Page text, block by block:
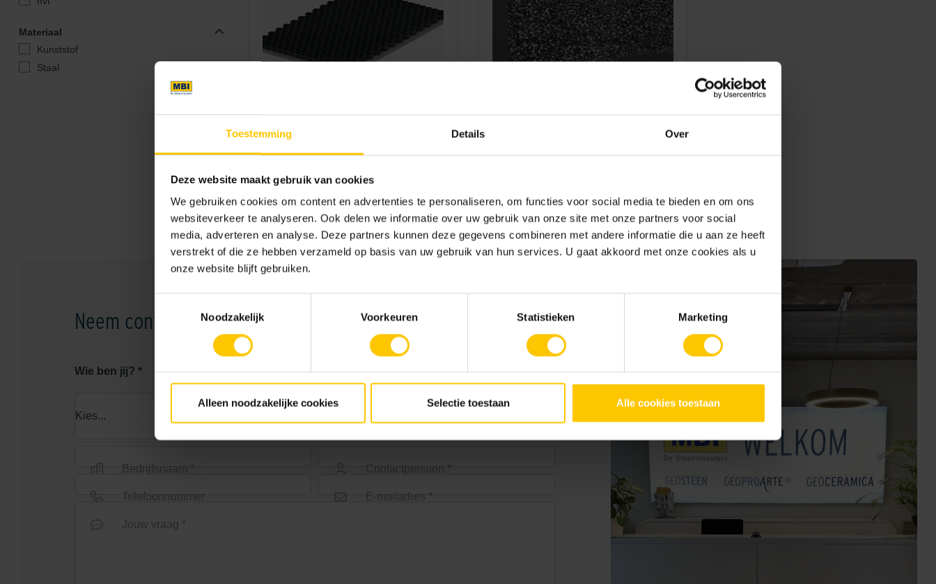
Toestemming Details Over
Deze website maakt gebruik van cookies
We gebruiken cookies om content en advertenties te personaliseren, om functies voor social media te bieden en om ons
websiteverkeer te analyseren. Ook delen we informatie over uw gebruik van onze site met onze partners voor social
media, adverteren en analyse. Deze partners kunnen deze gegevens combineren met andere informatie die u aan ze heeft
verstrekt of die ze hebben verzameld op basis van uw gebruik van hun services. U gaat akkoord met onze cookies als u
onze website blijft gebruiken.
Noodzakelijk
Voorkeuren Statistieken Marketing
Alleen noodzakelijke cookies Selectie toestaan Alle cookies toestaan
Materiaal
Kunststof
Staal
ACO Gras & grindplaten
Neem contact op
Wie ben jij? *
Bedrijfsnaam *
Telefoonnummer E-mailadres *
Jouw vraag *